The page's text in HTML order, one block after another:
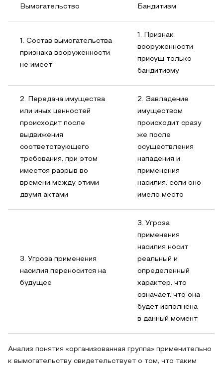
Вымогательство Бандитизм
1. Состав вымогательства
признака вооруженности
не имеет
1. Признак
вооруженности
присущ только
бандитизму
2. Передача имущества
или иных ценностей
происходит после
выдвижения
соответствующего
требования, при этом
имеется разрыв во
времени между этими
двумя актами
2. Завладение
имуществом
происходит сразу
же после
осуществления
нападения и
применения
насилия, если оно
имело место
3. Угроза применения
насилия переносится на
будущее
3. Угроза
применения
насилия носит
реальный и
определенный
характер, что
означает, что она
будет исполнена
в данный момент
Анализ понятия «организованная группа» применительно
к вымогательству свидетельствует о том, что таким